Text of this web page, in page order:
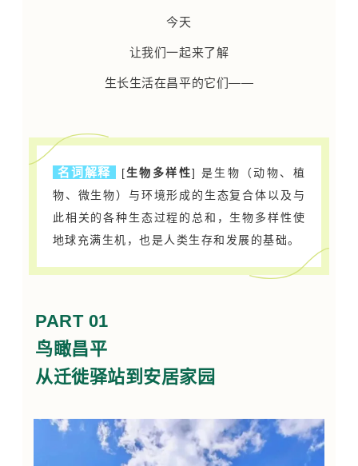
今天
让我们一起来了解
生长生活在昌平的它们——
名词解释 [生物多样性] 是生物（动物、植
物、微生物）与环境形成的生态复合体以及与
此相关的各种生态过程的总和，生物多样性使
地球充满生机，也是人类生存和发展的基础。
PART 01
鸟瞰昌平
从迁徙驿站到安居家园